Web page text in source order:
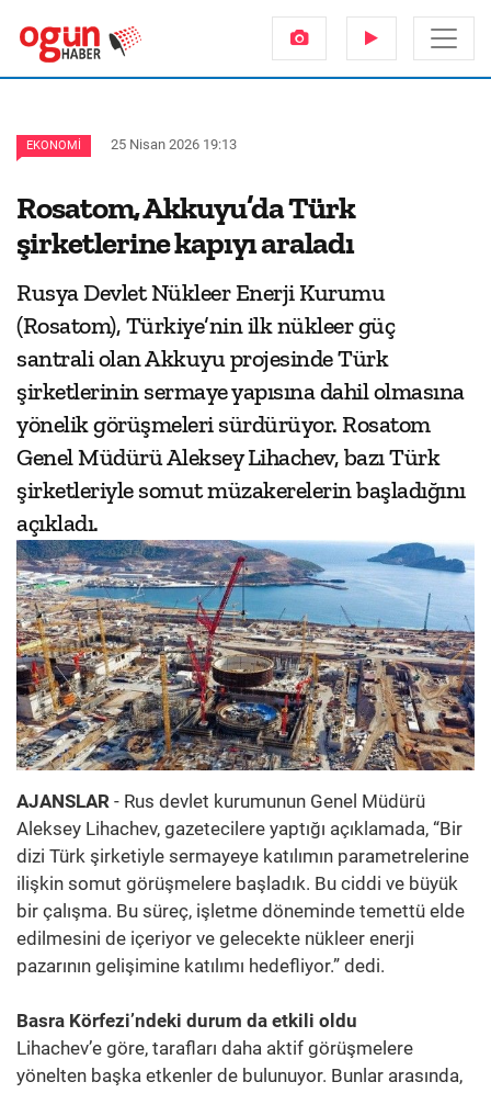
EKONOMI 25 Nisan 2026 19:13
Rosatom, Akkuyu’da Türk
şirketlerine kapıyı araladı
Rusya Devlet Nükleer Enerji Kurumu
(Rosatom), Türkiye’nin ilk nükleer güç
santrali olan Akkuyu projesinde Türk
şirketlerinin sermaye yapısına dahil olmasına
yönelik görüşmeleri sürdürüyor. Rosatom
Genel Müdürü Aleksey Lihachev, bazı Türk
şirketleriyle somut müzakerelerin başladığını
açıkladı.
AJANSLAR - Rus devlet kurumunun Genel Müdürü
Aleksey Lihachev, gazetecilere yaptığı açıklamada, “Bir
dizi Türk şirketiyle sermayeye katılımın parametrelerine
ilişkin somut görüşmelere başladık. Bu ciddi ve büyük
bir çalışma. Bu süreç, işletme döneminde temettü elde
edilmesini de içeriyor ve gelecekte nükleer enerji
pazarının gelişimine katılımı hedefliyor.” dedi.
Basra Körfezi’ndeki durum da etkili oldu
Lihachev’e göre, tarafları daha aktif görüşmelere
yönelten başka etkenler de bulunuyor. Bunlar arasında,